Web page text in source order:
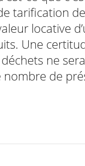
tarification
locative
Une
ne
nombre de